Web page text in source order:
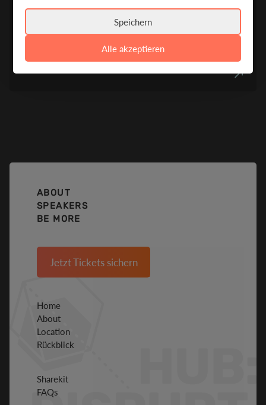
Speichern
Alle akzeptieren
BJÖRN SCHUSTER
N+P Informationssysteme
Prokurist, Bereichsleiter Business Development
ABOUT
SPEAKERS
BE MORE
Jetzt Tickets sichern
Home
About
Location
Rückblick
Sharekit
FAQs